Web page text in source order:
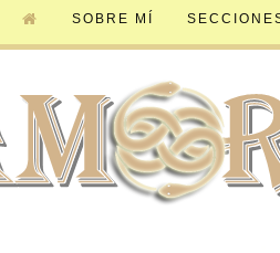
SOBRE MÍ